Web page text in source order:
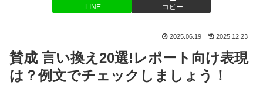
LINE コピー
2025.06.19 2025.12.23
賛成 言い換え20選!レポート向け表現
は？例文でチェックしましょう！